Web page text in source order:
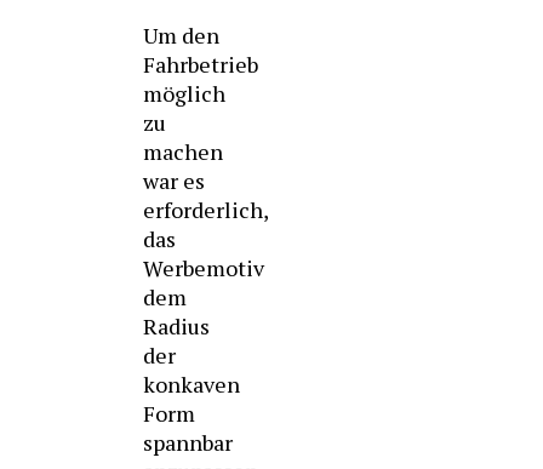
Um den
Fahrbetrieb
möglich
zu
machen
war es
erforderlich,
das
Werbemotiv
dem
Radius
der
konkaven
Form
spannbar